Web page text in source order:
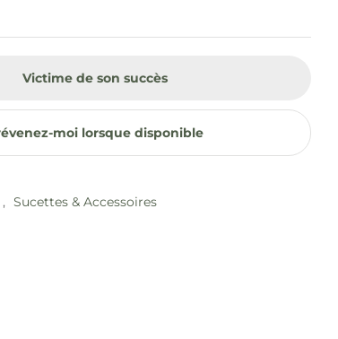
Victime de son succès
moi lorsque disponible
, Sucettes & Accessoires